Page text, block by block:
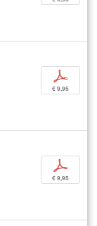
p
€ 9,95
p
€ 9,95